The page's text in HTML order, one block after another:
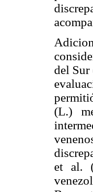
del
(L.)
et al.